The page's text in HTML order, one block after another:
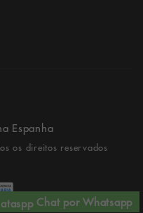
Espanha
os direitos reservados
Chat por Whatsapp